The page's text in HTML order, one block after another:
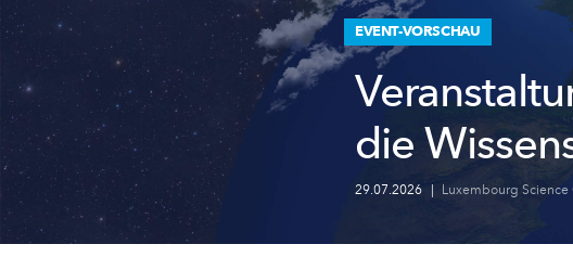
EVENT-VORSCHAU
die
29.07.2026 | Luxembourg Science